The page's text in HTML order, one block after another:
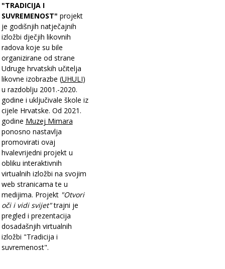
"TRADICIJA I
SUVREMENOST" projekt
je godišnjih natječajnih
izložbi dječjih likovnih
radova koje su bile
organizirane od strane
Udruge hrvatskih učitelja
likovne izobrazbe (UHULI)
u razdoblju 2001.-2020.
godine i uključivale škole iz
cijele Hrvatske. Od 2021.
godine Muzej Mimara
ponosno nastavlja
promovirati ovaj
hvalevrijedni projekt u
obliku interaktivnih
virtualnih izložbi na svojim
web stranicama te u
medijima. Projekt "Otvori
oči i vidi svijet"trajni je
pregled i prezentacija
dosadašnjih virtualnih
izložbi "Tradicija i
suvremenost".